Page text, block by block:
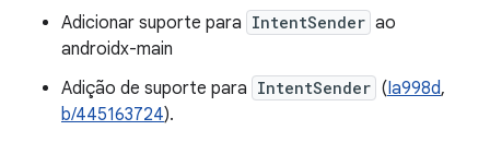
Adicionar suporte para IntentSender ao
androidx-main
Adição de suporte para IntentSender (Ia998d,
b/445163724).